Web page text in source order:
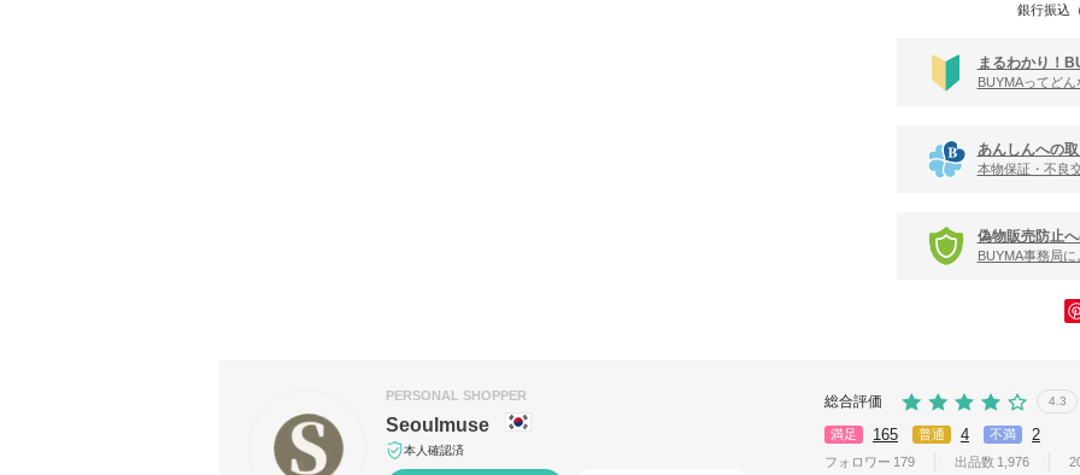
銀行振込
まるわかり！
BUYMAってど
あんしんへの
本物保証・不良
偽物販売防止
BUYMA事務局
PERSONAL SHOPPER
Seoulmuse
本人確認済
総合評価 4.3
満足 165 普通 4 不満 2
フォロワー 179 出品数 1,976